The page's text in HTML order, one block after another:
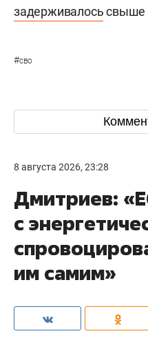
задерживалосьсвыше
#сво
8 августа 2026, 23:28
Дмитриев:
с
им самим»